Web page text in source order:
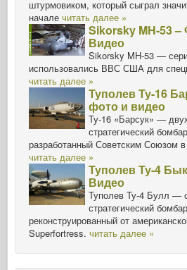
штурмовиком, который сыграл
начале читать далее »
Sikorsky MH-53 –
Видео
Sikorsky MH-53 —
использовались ВВС США для
читать далее »
Туполев Ту-16
фото и видео
Ту-16 «Барсук» —
стратегический
разработанный Советским Союзом
читать далее »
Туполев Ту-4
Видео
Туполев Ту-4 Булл —
стратегический
реконструированный от
Superfortress. читать далее »